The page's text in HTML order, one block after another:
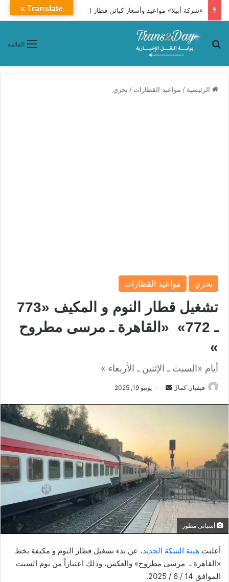
«شركة أبيلا» مواعيد وأسعار كبائن قطار النوم 86 «القاهرة ـ أسوان»
القائمة بحث عن
الرئيسية / مواعيد القطارات / بحري
بحري مواعيد القطارات
تشغيل قطار النوم و المكيف «773
ـ 772» «القاهرة ـ مرسى مطروح
»
أيام «السبت ـ الإثنين ـ الأربعاء »
فيفيان كمال
د
ا
إ
ل
ك
ت
ن
يونيو 19, 2025
أسبانى مطور
أعلنت هيئة السكة الحديد، عن بدء تشغيل قطار النوم و مكيفة بخط
«القاهرة ـ مرسى مطروح» والعكس، وذلك اعتباراً من يوم السبت
الموافق 14 / 6 / 2025.
Translate »